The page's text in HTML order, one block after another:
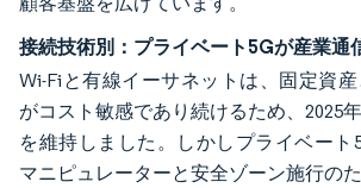
接続技術別：プライベート5Gが産業通
Wi-Fiと有線イーサネットは、固定資
がコスト敏感であり続けるため、2025
を維持しました。しかしプライベート
マニピュレーターと安全ゾーン施行の